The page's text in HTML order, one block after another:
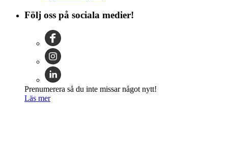
Följ oss på sociala medier!
Prenumerera så du inte missar något nytt!
Läs mer